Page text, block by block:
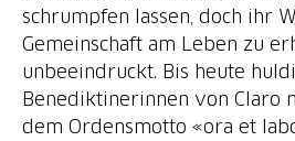
schrumpfen lassen, doch ihr
Gemeinschaft am Leben zu
unbeeindruckt. Bis heute
Benediktinerinnen von Claro
dem Ordensmotto «ora et